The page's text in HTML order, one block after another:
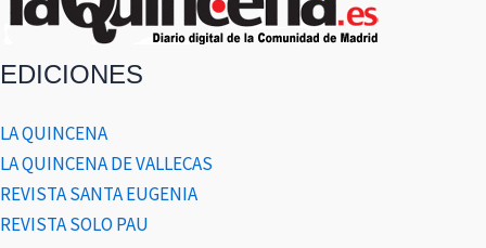
EDICIONES
LA QUINCENA
LA QUINCENA DE VALLECAS
REVISTA SANTA EUGENIA
REVISTA SOLO PAU